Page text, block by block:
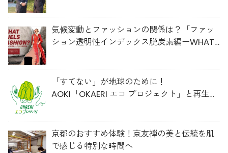
気候変動とファッションの関係は？「ファッ
ション透明性インデックス脱炭素編ーWHAT
「すてない」が地球のために！
AOKI「OKAERI エコ プロジェクト」と再生ウ
京都のおすすめ体験！京友禅の美と伝統を肌
で感じる特別な時間へ